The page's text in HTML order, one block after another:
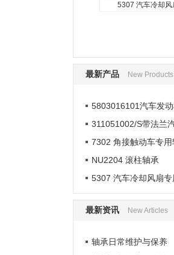
5307 汽车冷却风
最新产品 New Products
5803016101汽车发
311051002/S带法兰
7302 角接触动车专用
NU2204 滚柱轴承
5307 汽车冷却风扇
最新资讯 New Articles
轴承日常维护与保养